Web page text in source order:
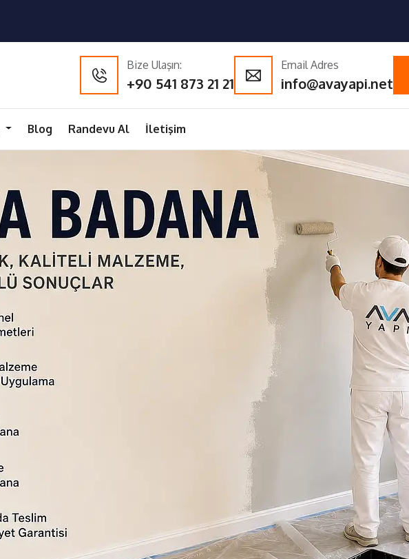
Bize Ulaşın:
+90 541 873 21 21
Email Adres
info@avayapi.net
Blog Randevu Al İletişim